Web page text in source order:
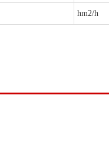
hm2/h